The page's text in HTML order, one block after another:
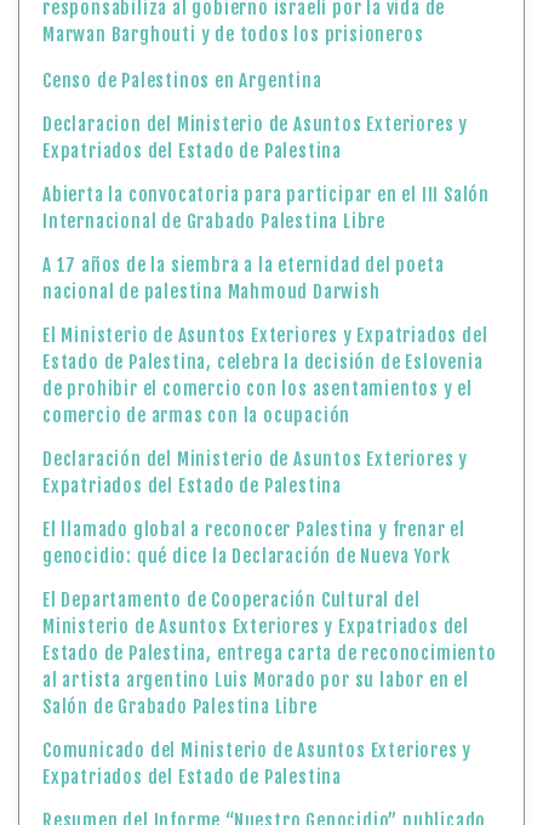
A 17 años de la siembra a la eternidad del poeta
nacional de palestina Mahmoud Darwish
El Ministerio de Asuntos Exteriores y Expatriados del
Estado de Palestina, celebra la decisión de Eslovenia
de prohibir el comercio con los asentamientos y el
comercio de armas con la ocupación
Expatriados del Estado de Palestina
El llamado global a reconocer Palestina y frenar el
genocidio: qué dice la Declaración de Nueva York
El Departamento de Cooperación Cultural del
Ministerio de Asuntos Exteriores y Expatriados del
Estado de Palestina, entrega carta de reconocimiento
al artista argentino Luis Morado por su labor en el
Salón de Grabado Palestina Libre
Comunicado del Ministerio de Asuntos Exteriores y
Expatriados del Estado de Palestina
Resumen del Informe “Nuestro Genocidio” publicado
por B’Tselem
Para conmemorar el «Día del Traje Palestino», se
inauguró en el Museo Etnográfico “Juan Ambrosetti”,
Comunicado del Ministerio de Asuntos Exteriores y
Expatriados del Estado de Palestina